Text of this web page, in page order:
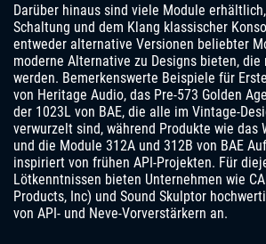
Darüber hinaus sind viele Module
Schaltung und dem Klang klassischer
entweder alternative Versionen beliebter
moderne Alternative zu Designs bieten,
werden. Bemerkenswerte Beispiele für
von Heritage Audio, das Pre-573 Golden
der 1023L von BAE, die alle im Vintage-
verwurzelt sind, während Produkte wie das
und die Module 312A und 312B von BAE
inspiriert von frühen API-Projekten. Für
Lötkenntnissen bieten Unternehmen wie
Products, Inc) und Sound Skulptor
von API- und Neve-Vorverstärkern an.